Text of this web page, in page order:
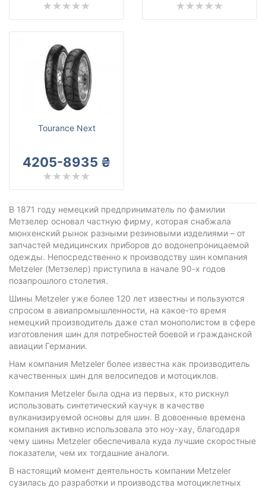
Tourance Next
4205-8935 ₴
В 1871 году немецкий предприниматель по фамилии
Метзелер основал частную фирму, которая снабжала
мюнхенский рынок разными резиновыми изделиями – от
запчастей медицинских приборов до водонепроницаемой
одежды. Непосредственно к производству шин компания
Metzeler (Метзелер) приступила в начале 90-х годов
позапрошлого столетия.
Шины Metzeler уже более 120 лет известны и пользуются
спросом в авиапромышленности, на какое-то время
немецкий производитель даже стал монополистом в сфере
изготовления шин для потребностей боевой и гражданской
авиации Германии.
Нам компания Metzeler более известна как производитель
качественных шин для велосипедов и мотоциклов.
Компания Меtzeler была одна из первых, кто рискнул
использовать синтетический каучук в качестве
вулканизируемой основы для шин. В довоенные времена
компания активно использовала это ноу-хау, благодаря
чему шины Меtzeler обеспечивала куда лучшие скоростные
показатели, чем их тогдашние аналоги.
В настоящий момент деятельность компании Меtzeler
сузилась до разработки и производства мотоциклетных